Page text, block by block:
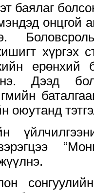
баялаг
онцгой
хүргэх
ерөнхий
Дээд
оюутанд